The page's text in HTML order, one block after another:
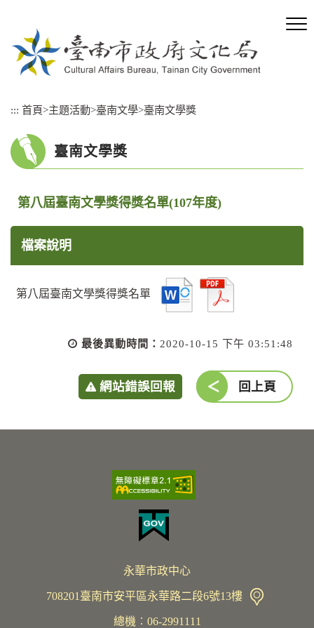
::: 首頁>主題活動>臺南文學>臺南文學獎
臺南文學獎
第八屆臺南文學獎得獎名單(107年度)
檔案說明
第八屆臺南文學獎得獎名單
最後異動時間： 2020-10-15 下午 03:51:48
網站錯誤回報 回上頁
永華市政中心
708201臺南市安平區永華路二段6號13樓
總機︰06-2991111